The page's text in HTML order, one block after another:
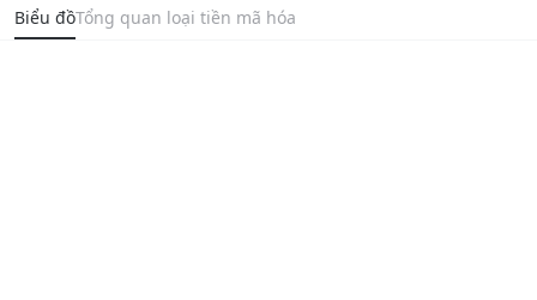
Biểu đồTổng quan loại tiền mã hóa